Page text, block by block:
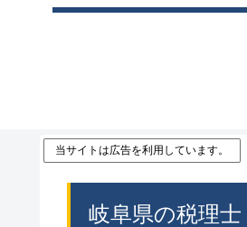
当サイトは広告を利用しています。
岐阜県の税理